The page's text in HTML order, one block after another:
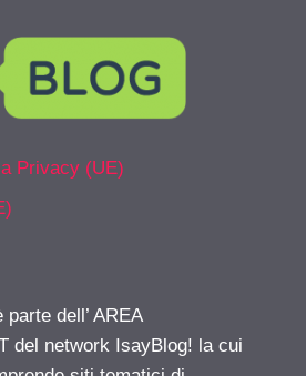
Privacy (UE)
dell’ AREA
del network IsayBlog! la cui